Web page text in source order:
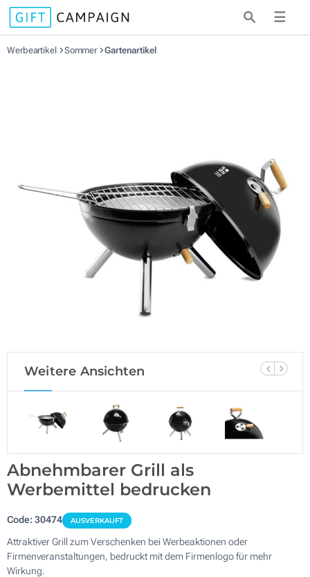
☰
Werbeartikel Sommer Gartenartikel
Weitere Ansichten
Abnehmbarer Grill als
Werbemittel bedrucken
Code:30474 AUSVERKAUFT
Attraktiver Grill zum Verschenken bei Werbeaktionen oder
Firmenveranstaltungen, bedruckt mit dem Firmenlogo für mehr
Wirkung.